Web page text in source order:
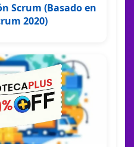
Scrum (Basado en
2020)